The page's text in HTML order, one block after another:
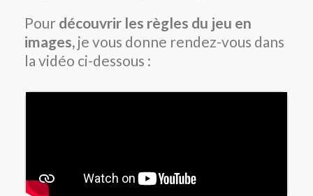
Pour découvrir les règles du jeu en
images, je vous donne rendez-vous dans
la vidéo ci-dessous :